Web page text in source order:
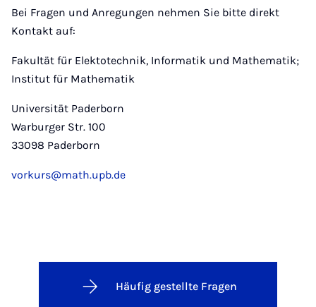
Bei Fragen und Anregungen nehmen Sie bitte direkt
Kontakt auf:
Fakultät für Elektotechnik, Informatik und Mathematik;
Institut für Mathematik
Universität Paderborn
Warburger Str. 100
33098 Paderborn
vorkurs@math.upb.de
Häufig gestellte Fragen